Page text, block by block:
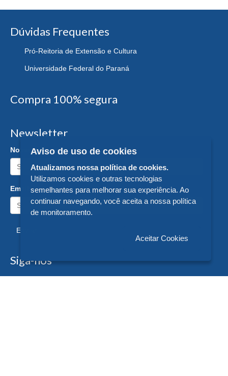
Dúvidas Frequentes
Pró-Reitoria de Extensão e Cultura
Universidade Federal do Paraná
Compra 100% segura
Newsletter
Nome:
Email:
Enviar
Siga-nos
Aviso de uso de cookies
Atualizamos nossa política de cookies.
Utilizamos cookies e outras tecnologias
semelhantes para melhorar sua experiência. Ao
continuar navegando, você aceita a nossa política
de monitoramento.
Aceitar Cookies